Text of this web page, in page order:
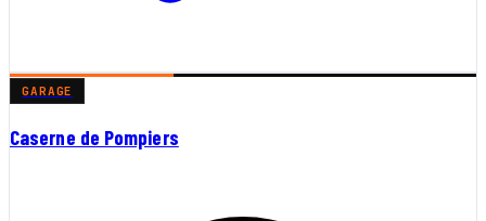
GARAGE
Caserne de Pompiers